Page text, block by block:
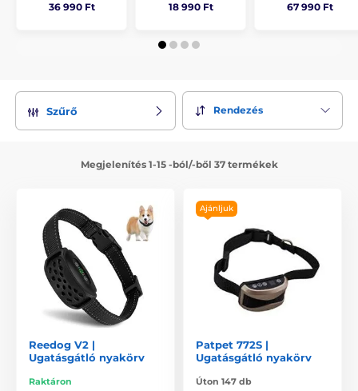
36 990 Ft 18 990 Ft
67 990 Ft
Szűrő Rendezés
Megjelenítés 1-15 -ból/-ből 37 termékek
Reedog V2 |
Ugatásgátló nyakörv
Raktáron
Ajánljuk
Patpet 772S |
Ugatásgátló nyakörv
Úton 147 db